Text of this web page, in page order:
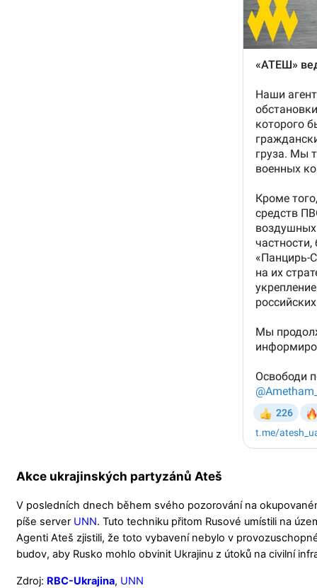
Akce ukrajinských partyzánů Ateš
V posledních dnech během svého pozorování na
píše server UNN. Tuto techniku přitom Rusové umístili na
Agenti Ateš zjistili, že toto vybavení nebylo v
budov, aby Rusko mohlo obvinit Ukrajinu z útoků na civilní
Zdroj: RBC-Ukrajina, UNN